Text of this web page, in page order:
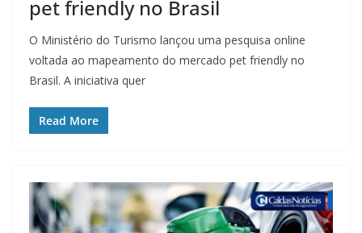
pet friendly no Brasil
O Ministério do Turismo lançou uma pesquisa online
voltada ao mapeamento do mercado pet friendly no
Brasil. A iniciativa quer
Read More